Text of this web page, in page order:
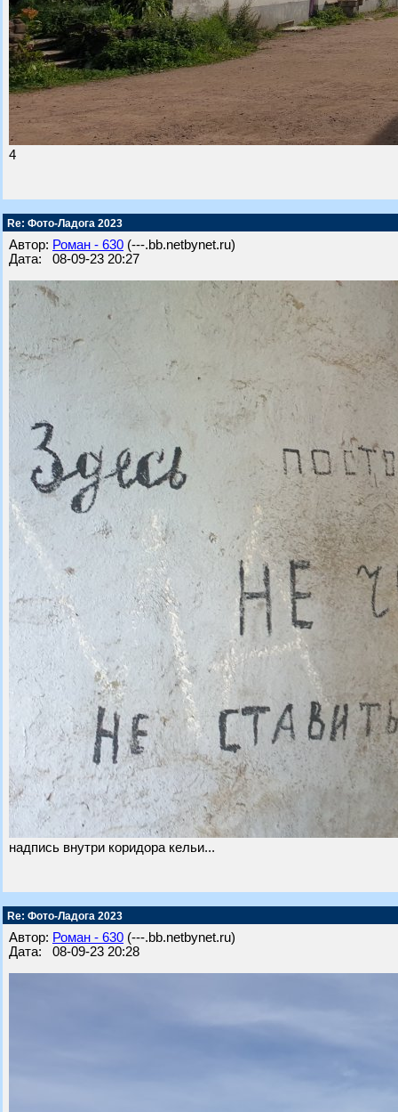
4
Re: Фото-Ладога 2023
Автор: Роман - 630 (---.bb.netbynet.ru)
Дата: 08-09-23 20:27
надпись внутри коридора кельи...
Re: Фото-Ладога 2023
Автор: Роман - 630 (---.bb.netbynet.ru)
Дата: 08-09-23 20:28